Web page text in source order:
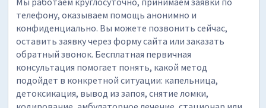
телефону, оказываем помощь анонимно и
конфиденциально. Вы можете позвонить сейчас,
оставить заявку через форму сайта или заказать
обратный звонок. Бесплатная первичная
консультация помогает понять, какой метод
подойдет в конкретной ситуации: капельница,
детоксикация, вывод из запоя, снятие ломки,